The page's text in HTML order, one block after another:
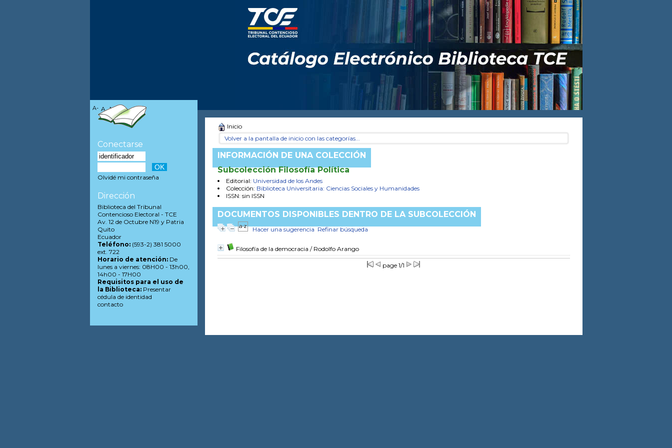
Inicio
Volver a la pantalla de inicio con las categorías...
INFORMACIÓN DE UNA COLECCIÓN
Subcolección Filosofía Política
Editorial: Universidad de los Andes
Colección: Biblioteca Universitaria: Ciencias Sociales y Humanidades
ISSN: sin ISSN
DOCUMENTOS DISPONIBLES DENTRO DE LA SUBCOLECCIÓN
Hacer una sugerencia Refinar búsqueda
Filosofía de la democracia / Rodolfo Arango
page 1/1
A- A A+
Conectarse
Olvidé mi contraseña
Dirección
Biblioteca del Tribunal
Contencioso Electoral - TCE
Av. 12 de Octubre N19 y Patria
Quito
Ecuador
Teléfono:(593-2) 381 5000
ext. 722
Horario de atención:De
lunes a viernes: 08H00 - 13h00,
14h00 - 17H00
Requisitos para el uso de
la Biblioteca:Presentar
cédula de identidad
contacto